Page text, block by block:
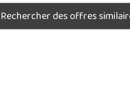
Rechercher des offres